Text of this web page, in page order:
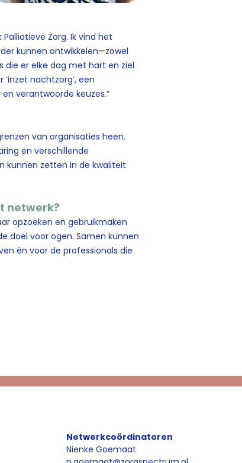
Zorg. Ik vind het
kunnen ontwikkelen—zowel
die er elke dag met hart en ziel
nachtzorg’, een
verantwoorde keuzes.”
van organisaties heen.
en verschillende
kunnen zetten in de kwaliteit
netwerk?
opzoeken en gebruikmaken
doel voor ogen. Samen kunnen
én voor de professionals die
Netwerkcoördinatoren
Nienke Goemaat